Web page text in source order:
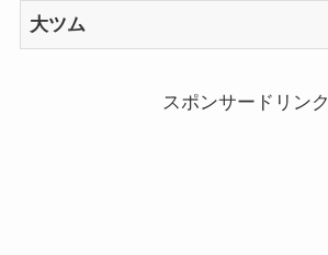
大ツム
スポンサードリンク